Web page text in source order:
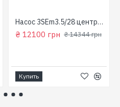
Насос 3SEm3.5/28 центробежный скважинный 1,5кВт Н107м 90л/мин Ø80мм Aquatica Dongyin 777395
₴ 12100 грн ₴ 14344 грн
Купить